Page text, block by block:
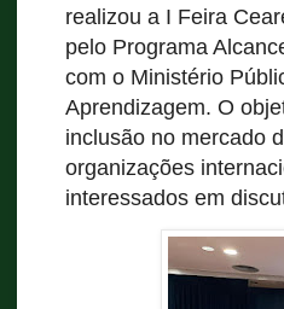
realizou a I Feira
pelo Programa
com o Ministério
Aprendizagem. O
inclusão no mercado
organizações
interessados em